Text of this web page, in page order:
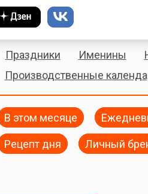
Праздники Именины
Производственные
В этом месяце
Рецепт дня Личный